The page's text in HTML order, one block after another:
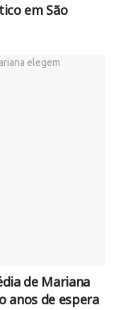
em São
de Mariana
anos de espera